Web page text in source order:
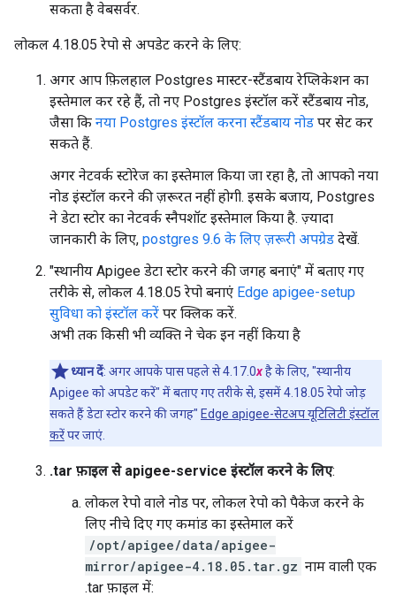
सकता है वेबसर्वर.
लोकल 4.18.05 रेपो से अपडेट करने के लिए:
अगर आप फ़िलहाल Postgres मास्टर-स्टैंडबाय रेप्लिकेशन का
इस्तेमाल कर रहे हैं, तो नए Postgres इंस्टॉल करें स्टैंडबाय नोड,
जैसा कि नया Postgres इंस्टॉल करना स्टैंडबाय नोड पर सेट कर
सकते हैं.
अगर नेटवर्क स्टोरेज का इस्तेमाल किया जा रहा है, तो आपको नया
नोड इंस्टॉल करने की ज़रूरत नहीं होगी. इसके बजाय, Postgres
ने डेटा स्टोर का नेटवर्क स्नैपशॉट इस्तेमाल किया है. ज़्यादा
जानकारी के लिए, postgres 9.6 के लिए ज़रूरी अपग्रेड देखें.
"स्थानीय Apigee डेटा स्टोर करने की जगह बनाएं" में बताए गए
तरीके से, लोकल 4.18.05 रेपो बनाएं Edge apigee-setup
सुविधा को इंस्टॉल करें पर क्लिक करें.
अभी तक किसी भी व्यक्ति ने चेक इन नहीं किया है
ध्यान दें: अगर आपके पास पहले से 4.17.0xहै के लिए, "स्थानीय
Apigee को अपडेट करें" में बताए गए तरीके से, इसमें 4.18.05 रेपो जोड़
सकते हैं डेटा स्टोर करने की जगह" Edge apigee-सेटअप यूटिलिटी इंस्टॉल
करेंपर जाएं.
.tar फ़ाइल से apigee-service इंस्टॉल करने के लिए:
लोकल रेपो वाले नोड पर, लोकल रेपो को पैकेज करने के
लिए नीचे दिए गए कमांड का इस्तेमाल करें
/opt/apigee/data/apigee-
mirror/apigee-4.18.05.tar.gz नाम वाली एक
.tar फ़ाइल में: